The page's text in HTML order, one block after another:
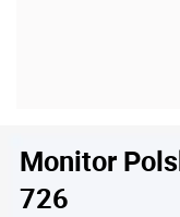
Monitor
726